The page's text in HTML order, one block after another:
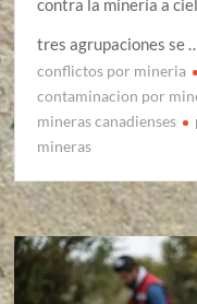
tres agrupaciones se …
conflictos por mineria
contaminacion por
mineras canadienses
mineras